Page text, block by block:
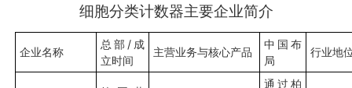
细胞分类计数器主要企业简介
企业名称
总部/成
立时间
主营业务与核心产品
中国布
局
行业地
通过柏